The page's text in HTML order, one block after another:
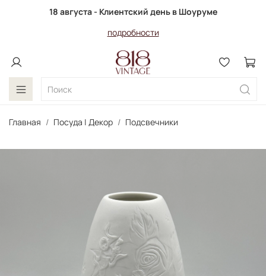
18 августа - Клиентский день в Шоуруме
подробности
Главная Посуда | Декор Подсвечники